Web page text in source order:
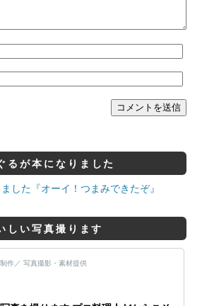
るが本になりました
しい写真撮ります